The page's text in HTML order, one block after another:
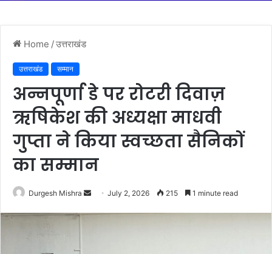
Home /उत्तराखंड
उत्तराखंड सम्मान
अन्नपूर्णा डे पर रोटरी दिवाज़
ऋषिकेश की अध्यक्षा माधवी
गुप्ता ने किया स्वच्छता सैनिकों
का सम्मान
Durgesh Mishra
Send July 2, 2026 215 1 minute read